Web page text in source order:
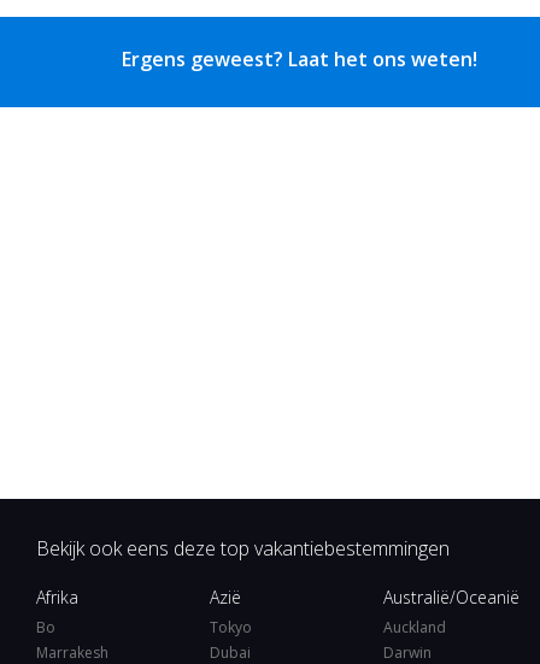
Ergens geweest? Laat het ons weten!
Bekijk ook eens deze top vakantiebestemmingen
Afrika
Bo
Marrakesh
Azië
Tokyo
Dubai
Australië/Oceanië
Auckland
Darwin